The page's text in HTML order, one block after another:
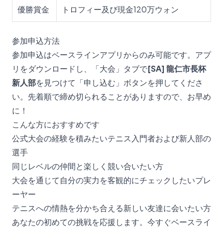
優勝賞金 トロフィー及び現金120万ウォン
参加申込方法
参加申込はベースラインアプリからのみ可能です。アプ
リをダウンロードし、「大会」タブで[SA] 龍仁市長杯
新人部を見つけて「申し込む」ボタンを押してくださ
い。先着順で締め切られることがありますので、お早め
に！
こんな方におすすめです
公式大会の経験を積みたいテニス入門者および新人部の
選手
同じレベルの仲間と楽しく競い合いたい方
大会を通じて自分の実力を客観的にチェックしたいプレ
ーヤー
テニスへの情熱を分かち合える新しい友達に会いたい方
あなたの初めての挑戦を応援します。今すぐベースライ